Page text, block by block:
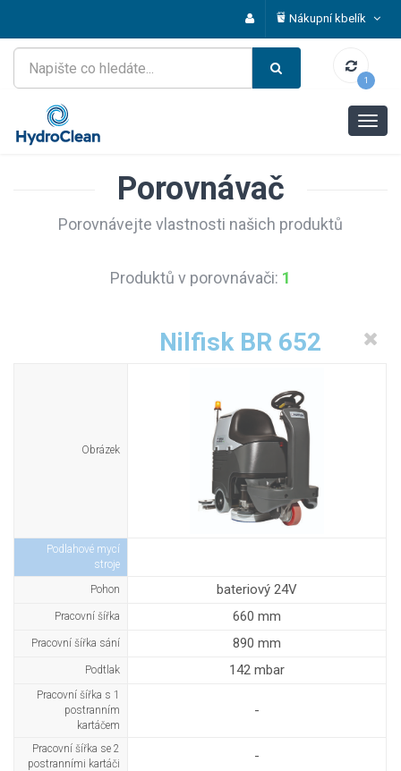
Nákupní kbelík
1
Porovnávač
Porovnávejte vlastnosti našich produktů
Produktů v porovnávači: 1
Nilfisk BR 652
Obrázek
Podlahové mycí
stroje
Pohon
bateriový 24V
Pracovní šířka 660 mm
Pracovní šířka sání 890 mm
Podtlak 142 mbar
Pracovní šířka s 1
postranním
kartáčem
-
Pracovní šířka se 2
postranními kartáči
-